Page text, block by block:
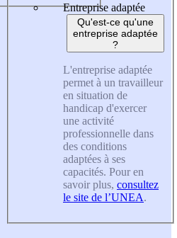
Entreprise adaptée
Qu'est-ce qu'une
entreprise adaptée
?
L'entreprise adaptée
permet à un travailleur
en situation de
handicap d'exercer
une activité
professionnelle dans
des conditions
adaptées à ses
capacités. Pour en
savoir plus, consultez
le site de l’UNEA.